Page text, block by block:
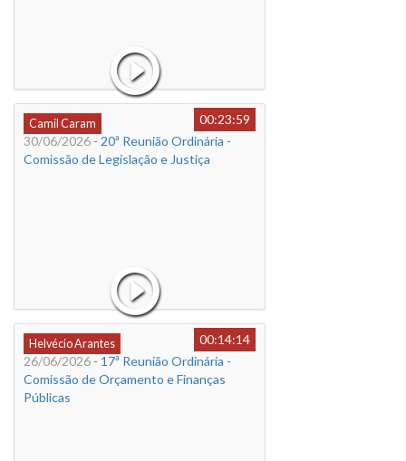
Camil Caram
00:23:59
30/06/2026 - 20ª Reunião Ordinária -
Comissão de Legislação e Justiça
Helvécio Arantes
00:14:14
26/06/2026 - 17ª Reunião Ordinária -
Comissão de Orçamento e Finanças
Públicas